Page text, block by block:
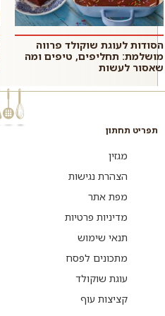
הסודות לעוגת שוקולד פרווה
מושלמת: תחליפים, טיפים ומה
שאסור לעשות
תפריט תחתון
מגזין
הצהרת נגישות
מפת אתר
מדיניות פרטיות
תנאי שימוש
מתכונים לפסח
עוגת שוקולד
קציצות עוף